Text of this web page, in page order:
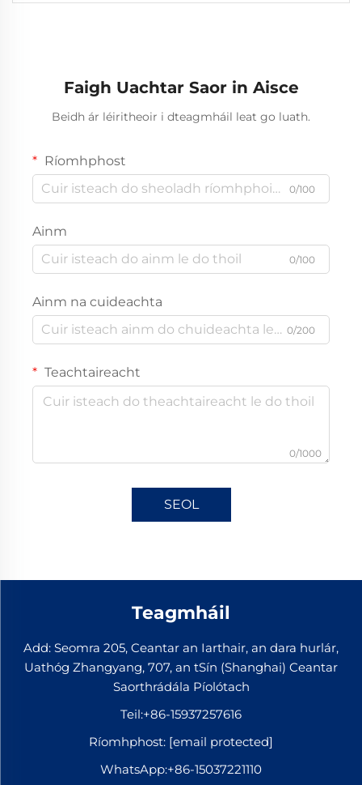
Faigh Uachtar Saor in Aisce
Beidh ár léiritheoir i dteagmháil leat go luath.
Ríomhphost
0/100
Ainm
0/100
Ainm na cuideachta
0/200
Teachtaireacht
0/1000
SEOL
Teagmháil
Add: Seomra 205, Ceantar an Iarthair, an dara hurlár,
Uathóg Zhangyang, 707, an tSín (Shanghai) Ceantar
Saorthrádála Píolótach
Teil:+86-15937257616
Ríomhphost: [email protected]
WhatsApp:+86-15037221110